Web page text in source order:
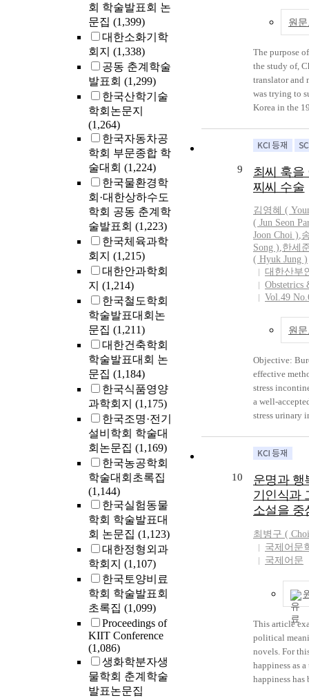
회 학술발표회 논
문집 (1,399)
대한소화기학
회지 (1,338)
공동 춘계학술
발표회 (1,299)
한국산학기술
학회논문지
(1,264)
한국자동차공
학회 부문종합 학
술대회 (1,224)
한국물환경학
회·대한상하수도
학회 공동 춘계학
술발표회 (1,223)
한국체육과학
회지 (1,215)
대한안과학회
지 (1,214)
한국철도학회
학술발표대회논
문집 (1,211)
대한건축학회
학술발표대회 논
문집 (1,184)
한국식품영양
과학회지 (1,175)
한국조명·전기
설비학회 학술대
회논문집 (1,169)
한국농공학회
학술대회초록집
(1,144)
한국실험동물
학회 학술발표대
회 논문집 (1,123)
대한정형외과
학회지 (1,107)
한국토양비료
학회 학술발표회
초록집 (1,099)
Proceedings of
KIIT Conference
(1,086)
생화학분자생
물학회 춘계학술
발표논문집
Road.
twenty-
Gyewon
Gassia Grove
were
voyage from
time he
capital of the
of the next
fifteen verses
seven chinese
(七言絶句)
which
seven-chinese
詩). This thesis explores the Yellow
Sea Route
voyage on
expressed in
his poetry
『孤雲集』
poetical work
集』Gyewon
At first, it aims
complicated
when he
the Grand
of China. It
the Yangtze
religions and
engaged in
which was
he waited for
voyage. In
modality of
through the
explored by
Sea Route
work, it is
characteristic
connecting
Dynasties, is
원
The purpose
the study of,
translator and
was trying to
Korea in the
colonial
then began to
book,
success(『立
stories about
people in The
compared
function
affected
and 「
success」
Newspaper
that his
expressed a drive
poems in the
the arts(『泰
1910’s and
famous poet.
important
reporter. It
western
nam-sun in
sun
1918. As you
of ‘self-help’,
to be used
translated
was an editor
women’s
public
education
Women’s
company in
experience of
and the arts
9
최씨 훅을
찌씨 수술
김영혜 (
( Jun Seon
Joon Choi ),
Song ),한세
( Hyuk Jung )
대한산부
Obstetrics
Vol.49
원
Objective:
effective
stress
a well-
stress urinary
the reference
study is to
of the Choi`s
Burch
undergone
operation
March 2005.
patients
laparoscopic
1) and 20
laparoscopic
Choi`s Hook
endopelvic
ligament
age of
10
운명과 행
기인식과
소설을 중
최병구 ( Choi
국제어문
국제어문
This article
political
novels. For
happiness as
happiness has